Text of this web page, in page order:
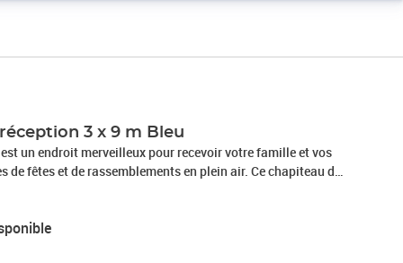
3 x 9 m Bleu
un endroit merveilleux pour recevoir votre famille et vos
de fêtes et de rassemblements en plein air. Ce chapiteau de
résistant aux UV et à l'eau, ce qui le rend très
de réception est dotée de panneaux latéraux, chacun